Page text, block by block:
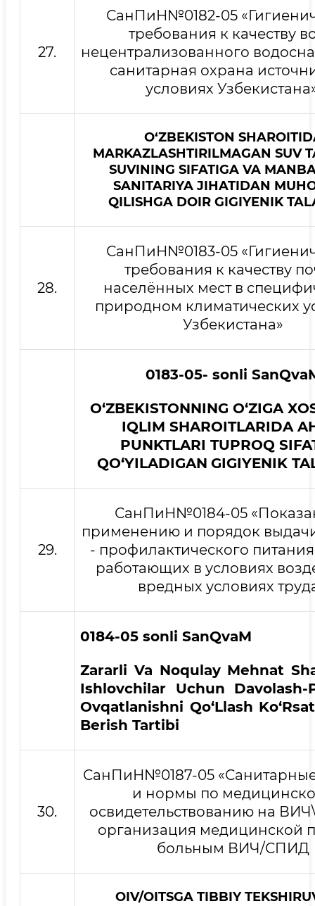
27.
СанПиН№0182-05
требования к качеству
нецентрализованного
санитарная охрана
условиях
O‘ZBEKISTON
MARKAZLASHTIRILMAGAN SUV
SUVINING SIFATIGA VA
SANITARIYA JIHATIDAN
QILISHGA DOIR GIGIYENIK
28.
СанПиН№0183-05
требования к качеству
населённых мест в
природном климатических
Узбекистана»
0183-05- sonli
O‘ZBEKISTONNING O‘ZIGA
IQLIM SHAROITLARIDA
PUNKTLARI TUPROQ
QO‘YILADIGAN GIGIYENIK
29.
СанПиН№0184-05
применению и порядок
- профилактического
работающих в условиях
вредных условиях
0184-05 sonli SanQvaM
Zararli Va Noqulay Mehnat
Ishlovchilar Uchun Davolash-
Ovqatlanishni Qo‘Llash
Berish Tartibi
30.
СанПиН№0187-05
и нормы по
освидетельствованию на
организация медицинской
больным ВИЧ/СПИД
OIV/OITSGA TIBBIY